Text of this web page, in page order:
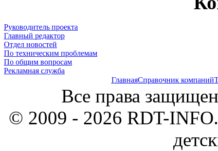
Руководитель проекта
Главный редактор
Отдел новостей
По техническим проблемам
По общим вопросам
Рекламная служба
ГлавнаяСправочник компаний
Все права
© 2009 - 2026 RDT-